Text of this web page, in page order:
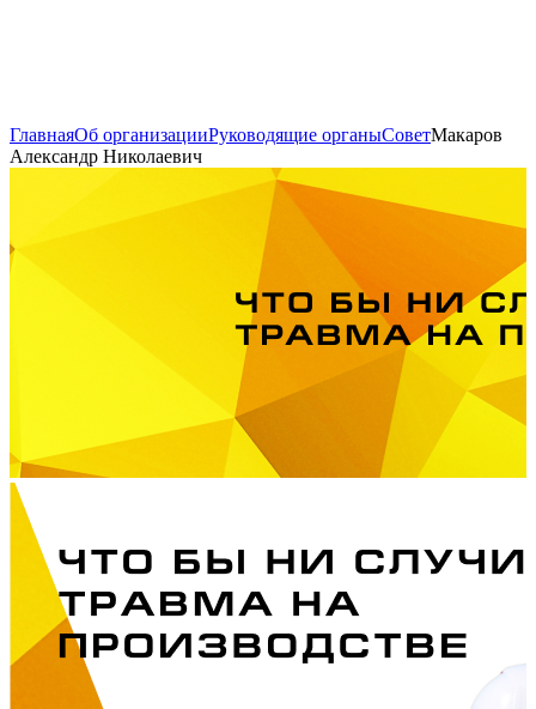
ГлавнаяОб организацииРуководящие органыСоветМакаров
Александр Николаевич